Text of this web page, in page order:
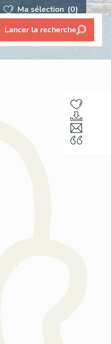
Ma sélection (0)
Lancer la recherche